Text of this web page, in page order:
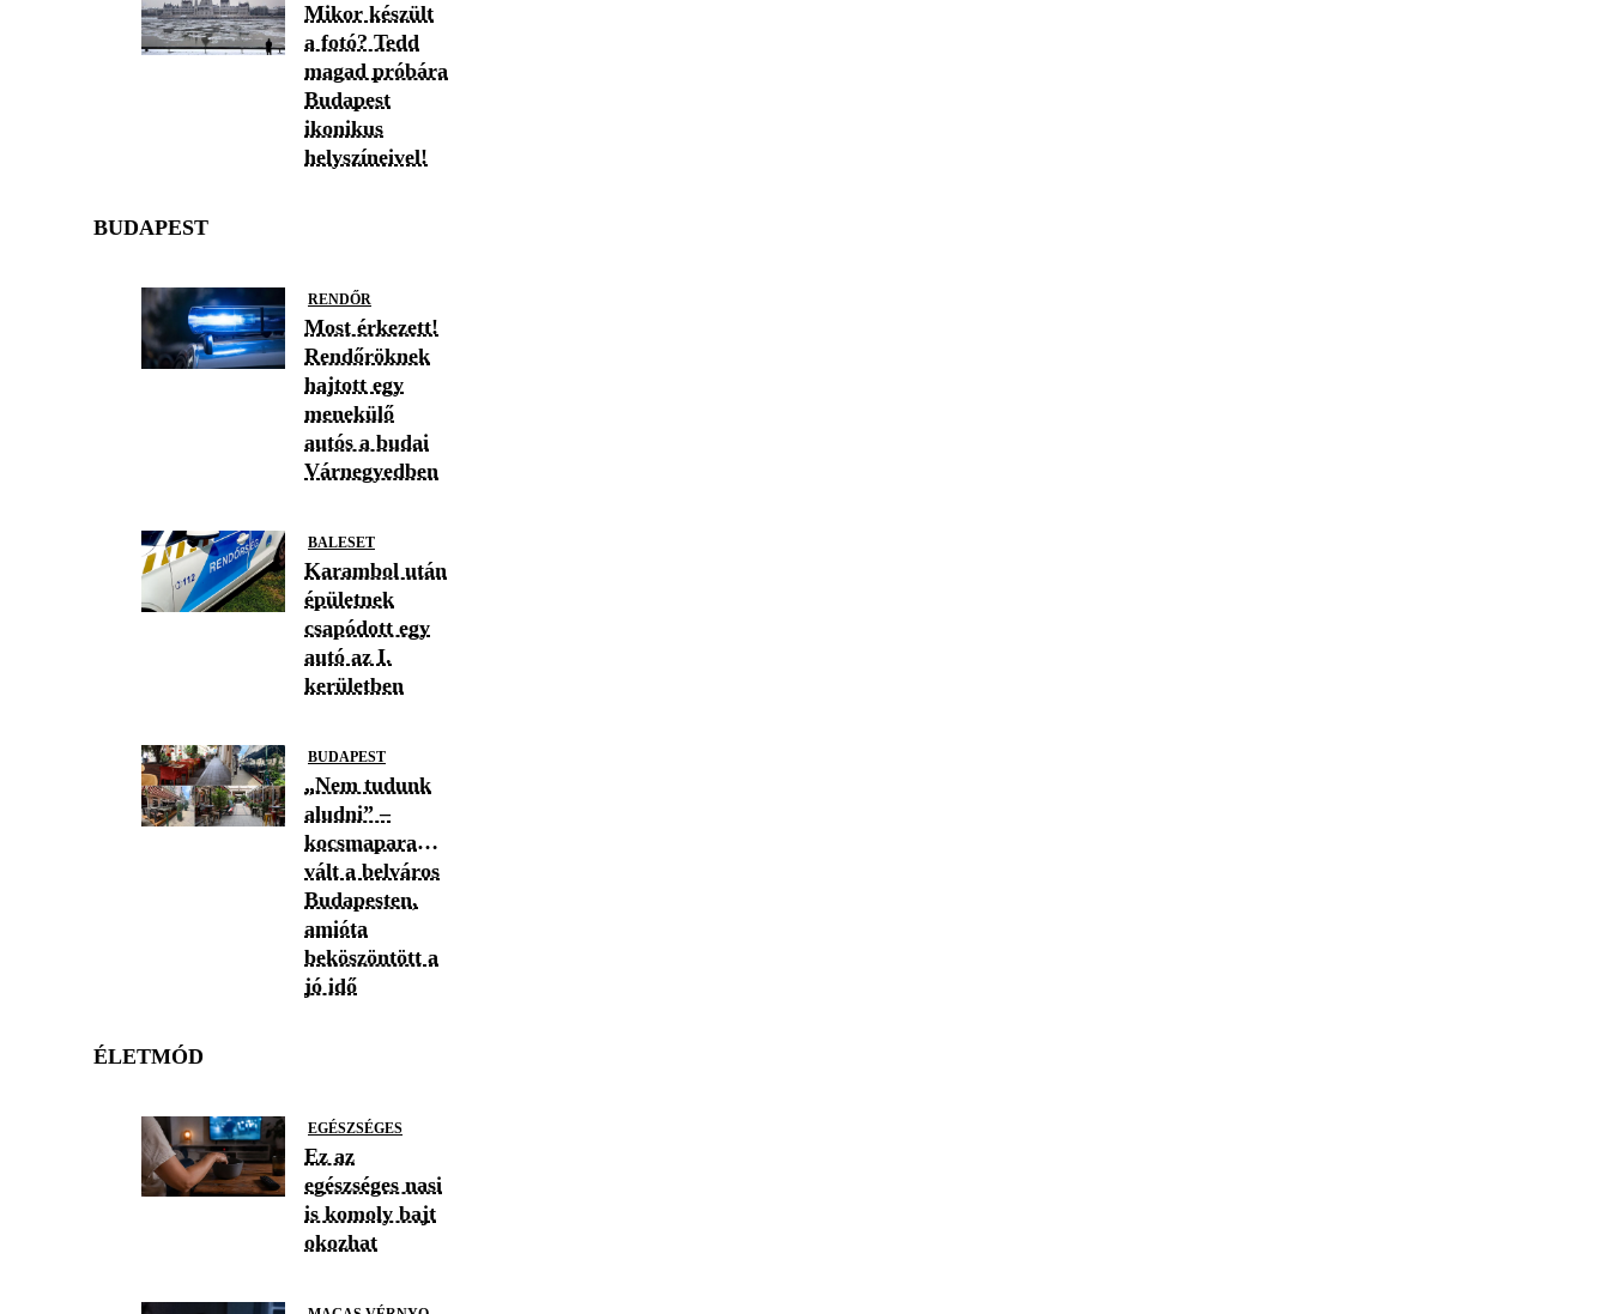
Mikor készült
a fotó? Tedd
magad próbára
Budapest
ikonikus
helyszíneivel!
BUDAPEST
RENDŐR
Most érkezett!
Rendőröknek
hajtott egy
menekülő
autós a budai
Várnegyedben
BALESET
Karambol után
épületnek
csapódott egy
autó az I.
kerületben
BUDAPEST
„Nem tudunk
aludni” –
kocsmaparadicsommá
vált a belváros
Budapesten,
amióta
beköszöntött a
jó idő
ÉLETMÓD
EGÉSZSÉGES
Ez az
egészséges nasi
is komoly bajt
okozhat